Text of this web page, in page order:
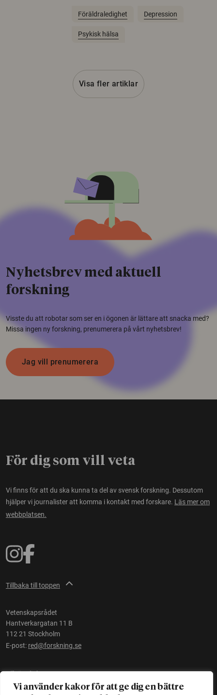
Vi använder kakor för att ge dig en bättre
Föräldraledighet Depression
Psykisk hälsa
Visa fler artiklar
Nyhetsbrev med aktuell
forskning
Visste du att robotar som ser en i ögonen är lättare att snacka med?
Missa ingen ny forskning, prenumerera på vårt nyhetsbrev!
Jag vill prenumerera
För dig som vill veta
Vi finns för att du ska kunna ta del av svensk forskning. Dessutom
hjälper vi journalister att komma i kontakt med forskare. Läs mer om
webbplatsen.
Tillbaka till toppen
Vetenskapsrådet
Hantverkargatan 11 B
112 21 Stockholm
E-post: red@forskning.se
Tillgänglighet